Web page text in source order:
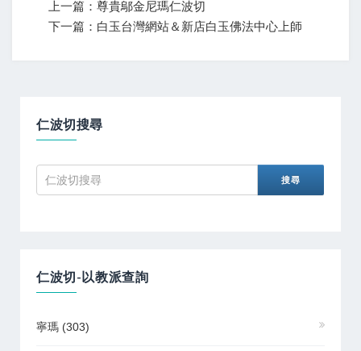
上一篇：尊貴鄔金尼瑪仁波切
下一篇：白玉台灣網站＆新店白玉佛法中心上師
仁波切搜尋
仁波切-以教派查詢
寧瑪 (303)